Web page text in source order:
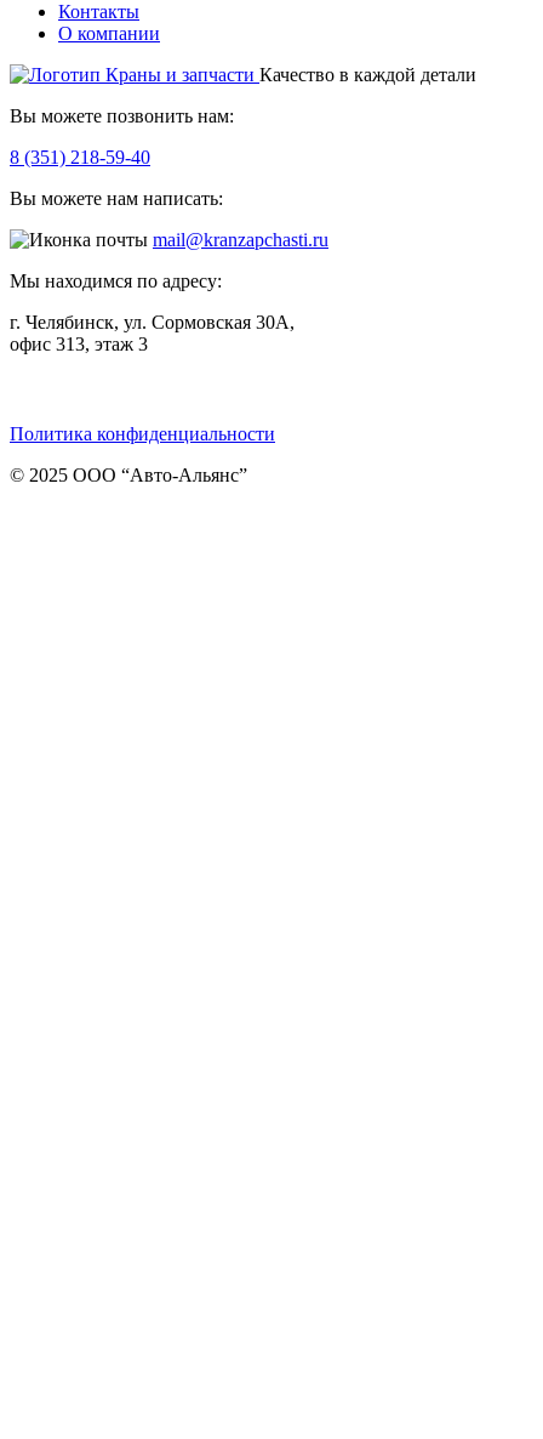
Контакты
О компании
Качество в каждой детали
Вы можете позвонить нам:
8 (351) 218-59-40
Вы можете нам написать:
mail@kranzapchasti.ru
Мы находимся по адресу:
г. Челябинск, ул. Сормовская 30А,
офис 313, этаж 3
Политика конфиденциальности
© 2025 ООО “Авто-Альянс”